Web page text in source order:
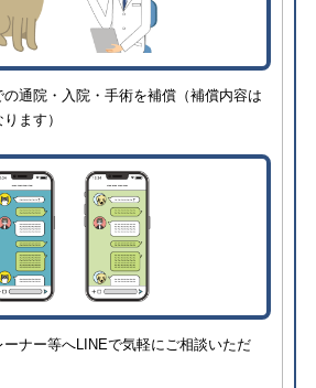
通院・入院・手術を補償（補償内容は
ます）
ナー等へLINEで気軽にご相談いただ